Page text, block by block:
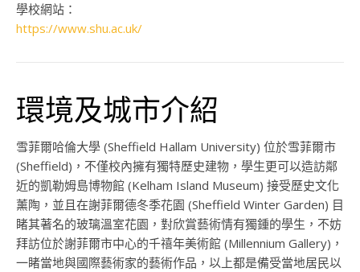
學校網站：
https://www.shu.ac.uk/
環境及城市介紹
雪菲爾哈倫大學 (Sheffield Hallam University) 位於雪菲爾市
(Sheffield) ，不僅校內擁有獨特歷史建物，學生更可以造訪鄰
近的凱勒姆島博物館 (Kelham Island Museum) 接受歷史文化
薰陶，並且在謝菲爾德冬季花園 (Sheffield Winter Garden) 目
睹其著名的玻璃溫室花園，對欣賞藝術情有獨鍾的學生，不妨
拜訪位於謝菲爾市中心的千禧年美術館 (Millennium Gallery) ，
一睹當地與國際藝術家的藝術作品，以上都是備受當地居民以